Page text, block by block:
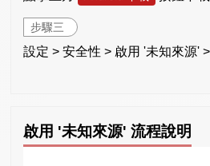
步驟三
設定 > 安全性 > 啟用 '未知來源'
啟用 '未知來源' 流程說明